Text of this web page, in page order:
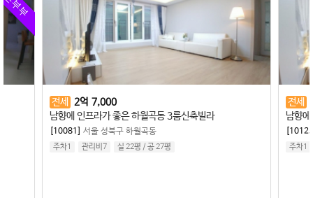
전세 2억 7,000
남향에 인프라가 좋은 하월곡동 3룸신축빌라
[10081] 서울 성북구 하월곡동
주차1 관리비7 실 22평 / 공 27평
전세
남향
주차1